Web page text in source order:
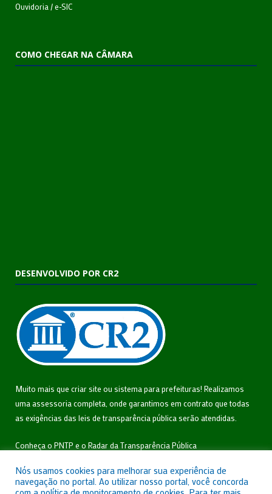
Ouvidoria /e-SIC
COMO CHEGAR NA CÂMARA
DESENVOLVIDO POR CR2
Muito mais que criar site ou sistema para prefeituras! Realizamos
uma assessoria completa, onde garantimos em contrato que todas
as exigências das leis de transparência pública serão atendidas.
Conheça o PNTP e o Radar da Transparência Pública
Nós usamos cookies para melhorar sua experiência de
navegação no portal. Ao utilizar nosso portal, você concorda